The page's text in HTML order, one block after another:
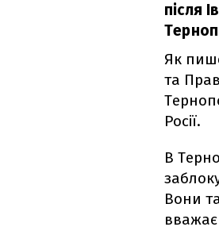
після
Як
та
Росії.
В
Вони